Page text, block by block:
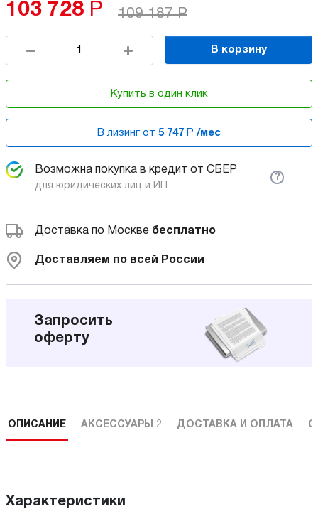
103 728 Р 109 187 Р
В корзину
Купить в один клик
В лизинг от 5 747 Р /мес
Возможна покупка в кредит от СБЕР
для юридических лиц и ИП
?
Доставка по Москве бесплатно
Доставляем по всей России
Запросить
оферту
ОПИСАНИЕ АКСЕССУАРЫ 2 ДОСТАВКА И ОПЛАТА
Характеристики